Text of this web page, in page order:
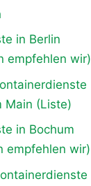
in Berlin
empfehlen wir)
Main (Liste)
in Bochum
empfehlen wir)